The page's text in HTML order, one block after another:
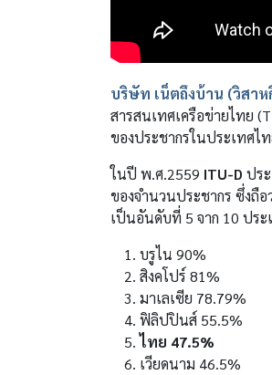
บริษัท เน็ตถึงบ้าน (วิสาห
สารสนเทศเครือข่ายไทย
ของประชากรในประเทศไ
ในปี พ.ศ.2559 ITU-D ปร
ของจำนวนประชากร ซึ่งถือ
เป็นอันดับที่ 5 จาก 10 ปร
บรูไน 90%
สิงคโปร์ 81%
มาเลเซีย 78.79%
ฟิลิปปินส์ 55.5%
ไทย 47.5%
เวียดนาม 46.5%